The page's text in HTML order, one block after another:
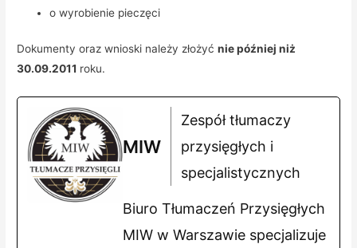
o wyrobienie pieczęci
Dokumenty oraz wnioski należy złożyćnie później niż
30.09.2011 roku.
MIW
Zespół tłumaczy
przysięgłych i
specjalistycznych
Biuro Tłumaczeń Przysięgłych
MIW w Warszawie specjalizuje